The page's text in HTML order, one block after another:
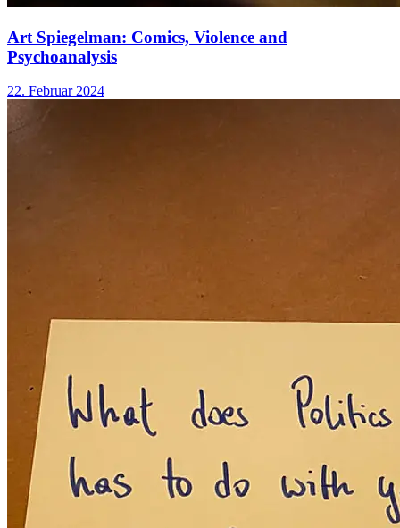
Art Spiegelman: Comics, Violence and
Psychoanalysis
22. Februar 2024